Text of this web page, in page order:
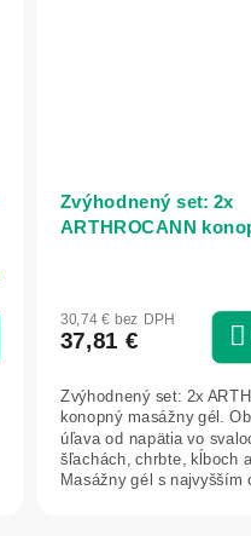
Zvýhodnený set: 2x
ARTHROCANN
produktu
z
5
hviezdičiek.
30,74 € bez DPH
37,81 €
Zvýhodnený set: 2x
konopný masážny gél.
úľava od napätia vo
šľachách, chrbte, kĺboch
Masážny gél s najvyšším